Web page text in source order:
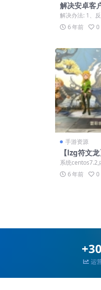
解决安卓客
Android打
解决办法: 1、
Manifest.xml打
6 年前 0
手游资源
【lzg符文
频教程+双端
系统centos7.2,
6 年前
0
运